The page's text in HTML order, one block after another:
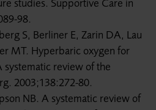
98.
S, Berliner E, Zarin DA, Lau
MT. Hyperbaric oxygen for
review of the
2003;138:272-80.
NB. A systematic review of